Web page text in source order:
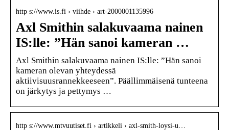
http s://www.is.fi › viihde › art-2000001135996
Axl Smithin salakuvaama nainen
IS:lle: ”Hän sanoi kameran …
Axl Smithin salakuvaama nainen IS:lle: ”Hän sanoi
kameran olevan yhteydessä
aktiivisuusrannekkeeseen”. Päällimmäisenä tunteena
on järkytys ja pettymys …
http s://www.mtvuutiset.fi › artikkeli › axl-smith-loysi-u…